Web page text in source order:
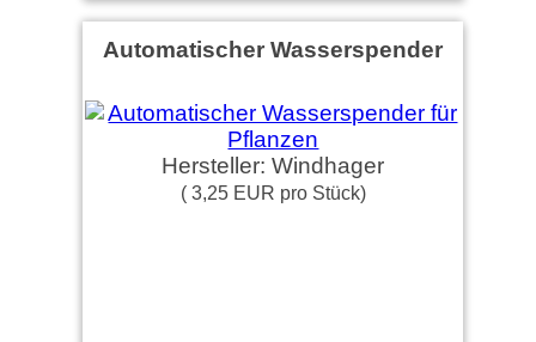
Automatischer Wasserspender
Hersteller: Windhager
( 3,25 EUR pro Stück)